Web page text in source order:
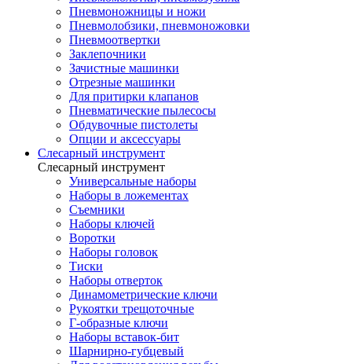
Пневмоножницы и ножи
Пневмолобзики, пневмоножовки
Пневмоотвертки
Заклепочники
Зачистные машинки
Отрезные машинки
Для притирки клапанов
Пневматические пылесосы
Обдувочные пистолеты
Опции и аксессуары
Слесарный инструмент
Слесарный инструмент
Универсальные наборы
Наборы в ложементах
Съемники
Наборы ключей
Воротки
Наборы головок
Тиски
Наборы отверток
Динамометрические ключи
Рукоятки трещоточные
Г-образные ключи
Наборы вставок-бит
Шарнирно-губцевый